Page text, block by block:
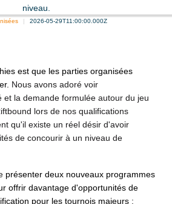
niveau.
2026-05-29T11:00:00.000Z
est que les parties organisées
Nous avons adoré voir
et la demande formulée autour du jeu
lors de nos qualifications
qu'il existe un réel désir d'avoir
de concourir à un niveau de
présenter deux nouveaux programmes
offrir davantage d'opportunités de
pour les tournois majeurs :